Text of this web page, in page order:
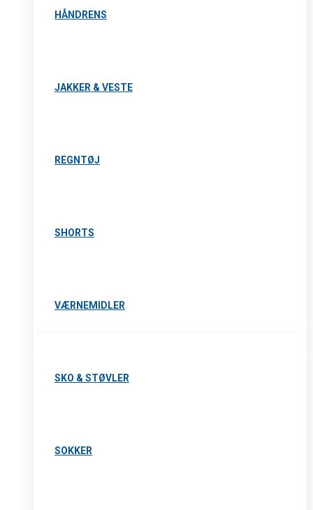
HÅNDRENS
JAKKER & VESTE
REGNTØJ
SHORTS
VÆRNEMIDLER
SKO & STØVLER
SOKKER